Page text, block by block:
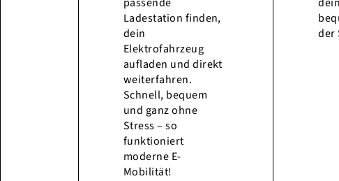
passende
Ladestation finden,
dein
Elektrofahrzeug
aufladen und direkt
weiterfahren.
Schnell, bequem
und ganz ohne
Stress – so
funktioniert
moderne E-
Mobilität!
der